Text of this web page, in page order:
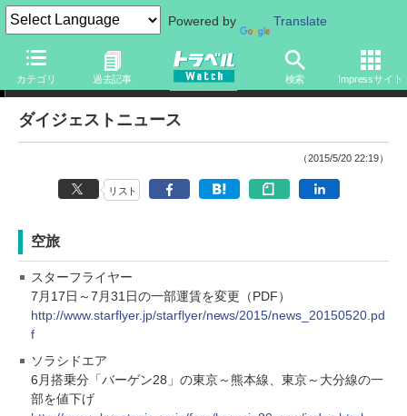
Powered by Translate
カテゴリ 過去記事 検索 Impressサイト
ダイジェストニュース
ダイジェストニュース
（2015/5/20 22:19）
リスト
空旅
スターフライヤー
7月17日～7月31日の一部運賃を変更（PDF）
http://www.starflyer.jp/starflyer/news/2015/news_20150520.pd
f
ソラシドエア
6月搭乗分「バーゲン28」の東京～熊本線、東京～大分線の一
部を値下げ